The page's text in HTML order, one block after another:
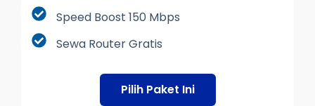
Speed Boost 150 Mbps
Sewa Router Gratis
Pilih Paket Ini